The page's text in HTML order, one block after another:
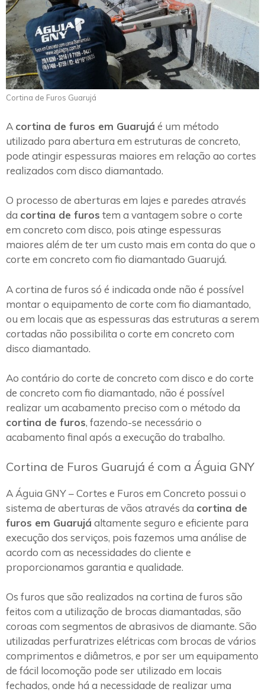
Cortina de Furos Guarujá
A cortina de furos em Guarujá é um método
utilizado para abertura em estruturas de concreto,
pode atingir espessuras maiores em relação ao cortes
realizados com disco diamantado.
O processo de aberturas em lajes e paredes através
da cortina de furos tem a vantagem sobre o corte
em concreto com disco, pois atinge espessuras
maiores além de ter um custo mais em conta do que o
corte em concreto com fio diamantado Guarujá.
A cortina de furos só é indicada onde não é possível
montar o equipamento de corte com fio diamantado,
ou em locais que as espessuras das estruturas a serem
cortadas não possibilita o corte em concreto com
disco diamantado.
Ao contário do corte de concreto com disco e do corte
de concreto com fio diamantado, não é possível
realizar um acabamento preciso com o método da
cortina de furos, fazendo-se necessário o
acabamento final após a execução do trabalho.
Cortina de Furos Guarujá é com a Águia GNY
A Águia GNY – Cortes e Furos em Concreto possui o
sistema de aberturas de vãos através da cortina de
furos em Guarujá altamente seguro e eficiente para
execução dos serviços, pois fazemos uma análise de
acordo com as necessidades do cliente e
proporcionamos garantia e qualidade.
Os furos que são realizados na cortina de furos são
feitos com a utilização de brocas diamantadas, são
coroas com segmentos de abrasivos de diamante. São
utilizadas perfuratrizes elétricas com brocas de vários
comprimentos e diâmetros, e por ser um equipamento
de fácil locomoção pode ser utilizado em locais
fechados, onde há a necessidade de realizar uma